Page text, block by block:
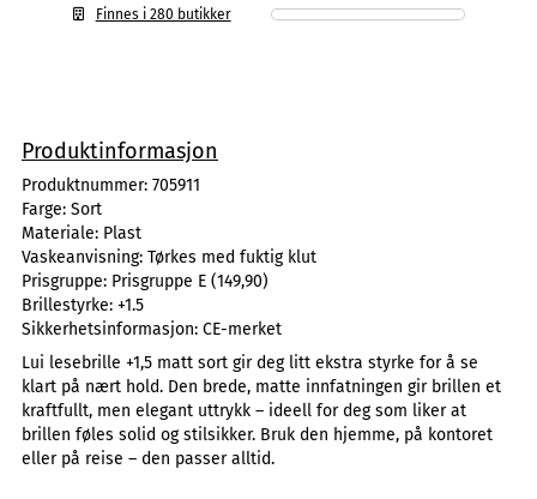
Finnes i 280 butikker
Produktinformasjon
Produktnummer: 705911
Farge: Sort
Materiale: Plast
Vaskeanvisning: Tørkes med fuktig klut
Prisgruppe: Prisgruppe E (149,90)
Brillestyrke: +1.5
Sikkerhetsinformasjon: CE-merket
Lui lesebrille +1,5 matt sort gir deg litt ekstra styrke for å se
klart på nært hold. Den brede, matte innfatningen gir brillen et
kraftfullt, men elegant uttrykk – ideell for deg som liker at
brillen føles solid og stilsikker. Bruk den hjemme, på kontoret
eller på reise – den passer alltid.